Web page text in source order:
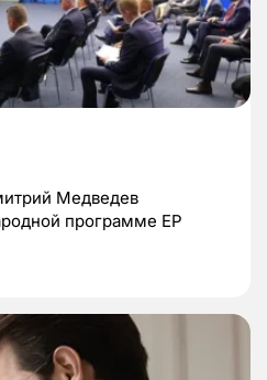
Медведев
программе ЕР